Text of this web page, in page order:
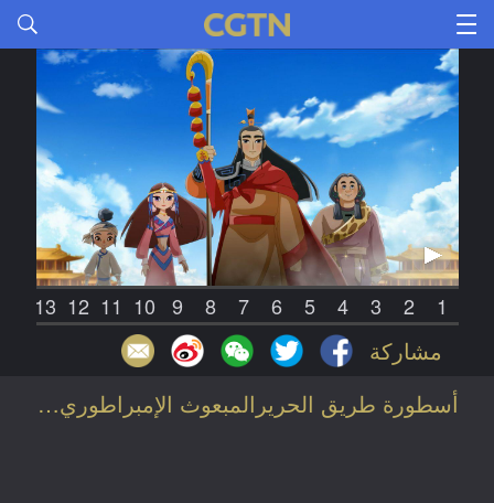
1
2
3
4
5
6
7
8
9
10
11
12
13
مشاركة
أسطورة طريق الحريرالمبعوث الإمبراطوري الخاص تشانغ تشيان